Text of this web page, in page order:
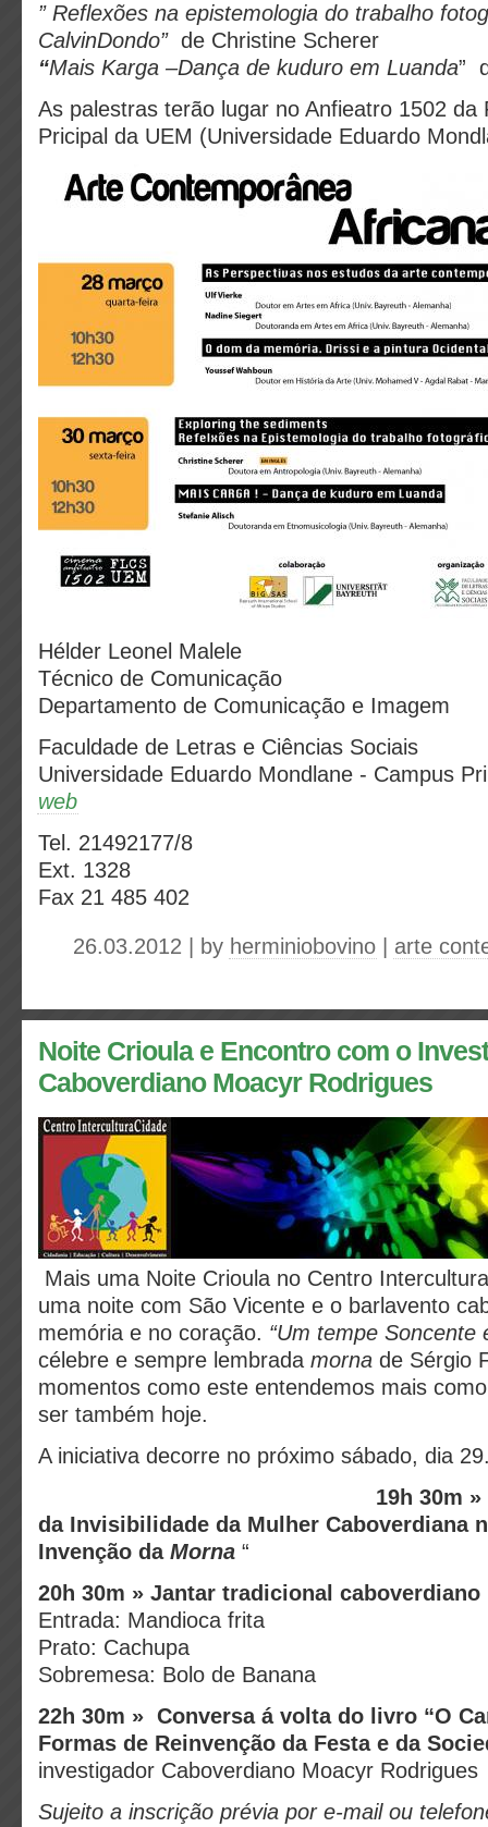
” Reflexões na epistemologia do trabalho
CalvinDondo”de Christine Scherer
“Mais Karga –Dança de kuduro em Luanda”
As palestras terão lugar no Anfieatro 1502 da
Pricipal da UEM (Universidade Eduardo
Hélder Leonel Malele
Técnico de Comunicação
Departamento de Comunicação e Imagem
Faculdade de Letras e Ciências Sociais
Universidade Eduardo Mondlane - Campus
web
Tel. 21492177/8
Ext. 1328
Fax 21 485 402
26.03.2012 | by herminiobovino arte
Noite Crioula e Encontro com o
Caboverdiano Moacyr Rodrigues
Mais uma Noite Crioula no Centro
uma noite com São Vicente e o barlavento
memória e no coração. “Um tempe Soncente
célebre e sempre lembrada morna de Sérgio
momentos como este entendemos mais
ser também hoje.
A iniciativa decorre no próximo sábado, dia
19h 30m
da Invisibilidade da Mulher Caboverdiana
Invenção da Morna “
20h 30m » Jantar tradicional caboverdiano
Entrada: Mandioca frita
Prato: Cachupa
Sobremesa: Bolo de Banana
22h 30m » Conversa á volta do livro “O
Formas de Reinvenção da Festa e da
investigador Caboverdiano Moacyr Rodrigues
Sujeito a inscrição prévia por e-mail ou